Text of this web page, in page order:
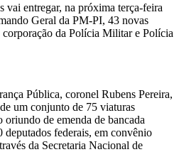
entregar, na próxima terça-feira
Geral da PM-PI, 43 novas
corporação da Polícia Militar e Polícia
Pública, coronel Rubens Pereira,
um conjunto de 75 viaturas
de emenda de bancada
deputados federais, em convênio
da Secretaria Nacional de